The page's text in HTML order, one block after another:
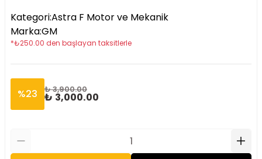
Kategori:Astra F Motor ve Mekanik
Marka:GM
*₺250.00 den başlayan taksitlerle
%23 ₺ 3,900.00
₺ 3,000.00